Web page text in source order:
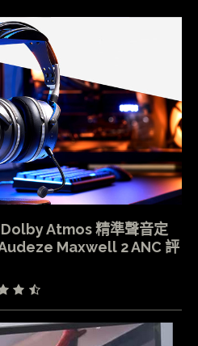
Atmos 精準聲音定
Maxwell 2 ANC 評